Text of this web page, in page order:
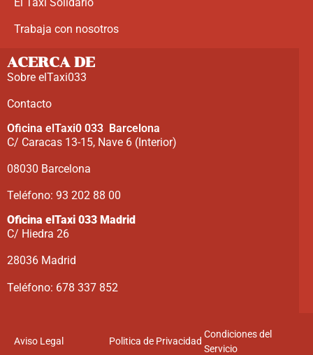
Trabaja con nosotros
ACERCA DE
Sobre elTaxi033
Contacto
Oficina elTaxi0 033 Barcelona
C/ Caracas 13-15, Nave 6 (Interior)
08030 Barcelona
Teléfono: 93 202 88 00
Oficina elTaxi 033 Madrid
C/ Hiedra 26
28036 Madrid
Teléfono: 678 337 852
Aviso Legal Politica de Privacidad
Condiciones del
Servicio